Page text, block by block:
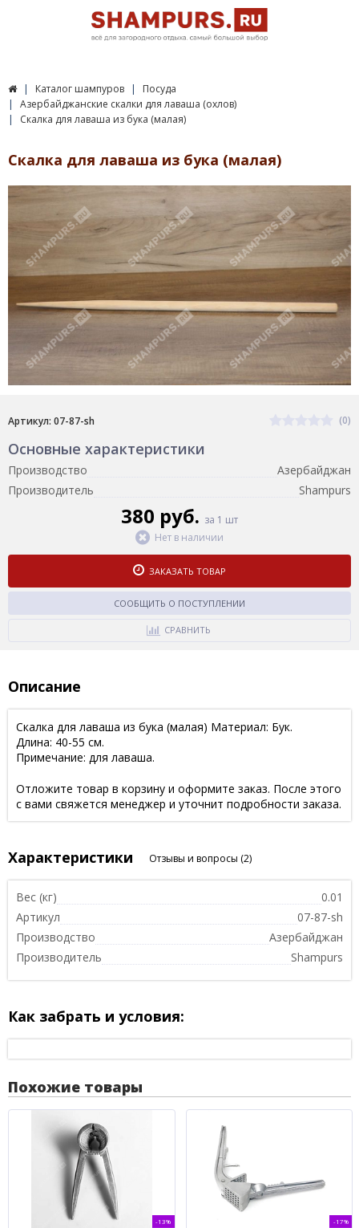
Каталог шампуров
Посуда
Азербайджанские скалки для лаваша (охлов)
Скалка для лаваша из бука (малая)
Скалка для лаваша из бука (малая)
Артикул: 07-87-sh (0)
Основные характеристики
Производство
Азербайджан
Производитель
Shampurs
380 руб. за 1 шт
Нет в наличии
ЗАКАЗАТЬ ТОВАР
СООБЩИТЬ О ПОСТУПЛЕНИИ
СРАВНИТЬ
Описание
Скалка для лаваша из бука (малая) Материал: Бук.
Длина: 40-55 см.
Примечание: для лаваша.
Отложите товар в корзину и оформите заказ. После этого
с вами свяжется менеджер и уточнит подробности заказа.
Характеристики Отзывы и вопросы (2)
Вес (кг)
0.01
Артикул
07-87-sh
Производство
Азербайджан
Производитель
Shampurs
Как забрать и условия:
Похожие товары
-13% -17%